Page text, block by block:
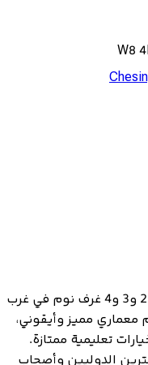
Lancer Square – شقق فاخرة من نوع 2 و3 و4 غرف نوم في غرب
تتميز بتصميم معماري مميز وأيقوني،
تعليمية ممتازة.
الدوليين وأصحاب